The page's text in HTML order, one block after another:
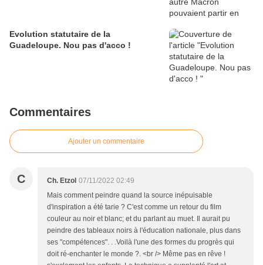
Evolution statutaire de la
Guadeloupe. Nou pas d'acco !
Commentaires
Ajouter un commentaire
C Ch. Etzol 07/11/2022 02:49
Mais comment peindre quand la source inépuisable
d'inspiration a été tarie ? C'est comme un retour du film
couleur au noir et blanc; et du parlant au muet. Il aurait pu
peindre des tableaux noirs à l'éducation nationale, plus dans
ses "compétences". . .Voilà l'une des formes du progrès qui
doit ré-enchanter le monde ?. <br /> Même pas en rêve !